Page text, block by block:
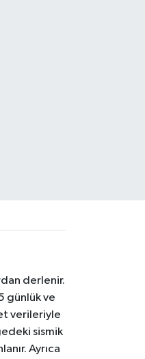
derlenir.
günlük ve
verileriyle
sismik
Ayrıca